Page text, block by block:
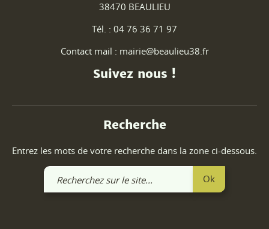
38470 BEAULIEU
Tél. : 04 76 36 71 97
Contact mail : mairie@beaulieu38.fr
Suivez nous !
Recherche
Entrez les mots de votre recherche dans la zone ci-dessous.
Recherchez
sur
Ok